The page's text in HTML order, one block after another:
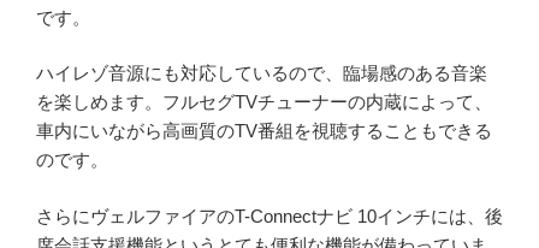
です。
ハイレゾ音源にも対応しているので、臨場感のある音楽
を楽しめます。フルセグTVチューナーの内蔵によって、
車内にいながら高画質のTV番組を視聴することもできる
のです。
さらにヴェルファイアのT-Connectナビ 10インチには、後